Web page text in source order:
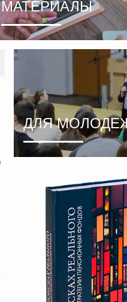
МАТЕРИАЛЫ
ДЛЯ